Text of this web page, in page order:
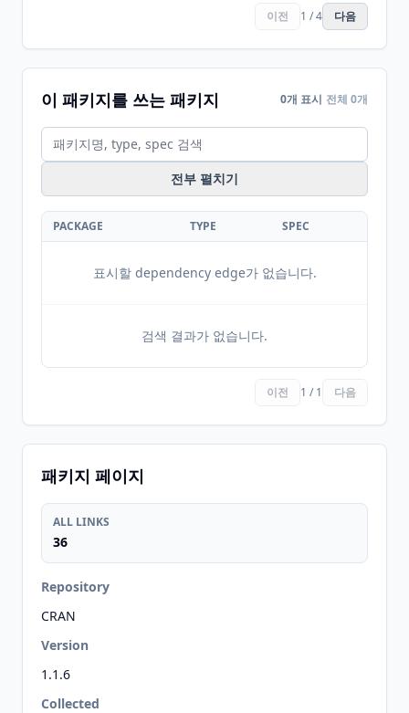
이전 1 / 4 다음
이 패키지를 쓰는 패키지 0개 표시 전체 0개
전부 펼치기
PACKAGE TYPE SPEC
표시할 dependency edge가 없습니다.
검색 결과가 없습니다.
이전 1 / 1 다음
패키지 페이지
ALL LINKS
36
Repository
CRAN
Version
1.1.6
Collected